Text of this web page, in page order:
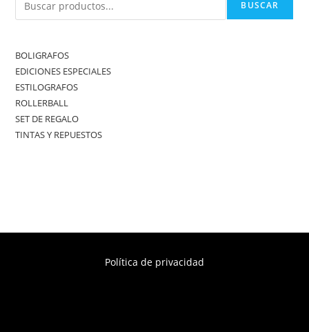
BUSCAR
BOLIGRAFOS
EDICIONES ESPECIALES
ESTILOGRAFOS
ROLLERBALL
SET DE REGALO
TINTAS Y REPUESTOS
Política de privacidad